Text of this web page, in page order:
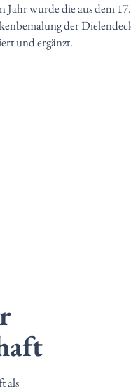
wurde die aus dem 17.
der
und ergänzt.
als